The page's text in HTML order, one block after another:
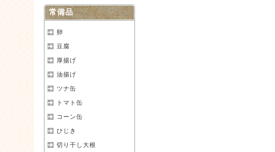
常備品
卵
豆腐
厚揚げ
油揚げ
ツナ缶
トマト缶
コーン缶
ひじき
切り干し大根